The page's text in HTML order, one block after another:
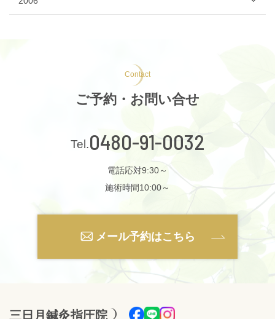
Contact
ご予約・お問い合せ
0480-91-0032
電話応対9:30～
施術時間10:00～
メール予約はこちら
三日月鍼灸指圧院